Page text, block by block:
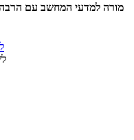
מורה למדעי המחשב עם הרבה